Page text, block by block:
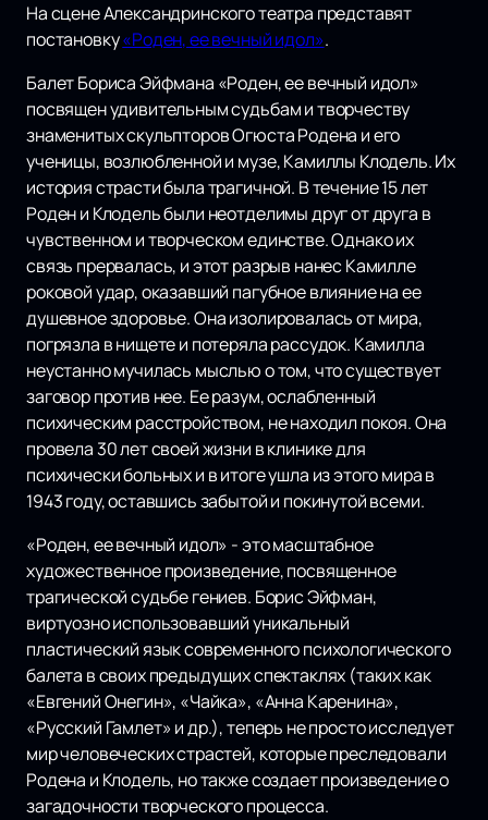
На сцене Александринского театра представят
постановку«Роден, ее вечный идол».
Балет Бориса Эйфмана «Роден, ее вечный идол»
посвящен удивительным судьбам и творчеству
знаменитых скульпторов Огюста Родена и его
ученицы, возлюбленной и музе, Камиллы Клодель. Их
история страсти была трагичной. В течение 15 лет
Роден и Клодель были неотделимы друг от друга в
чувственном и творческом единстве. Однако их
связь прервалась, и этот разрыв нанес Камилле
роковой удар, оказавший пагубное влияние на ее
душевное здоровье. Она изолировалась от мира,
погрязла в нищете и потеряла рассудок. Камилла
неустанно мучилась мыслью о том, что существует
заговор против нее. Ее разум, ослабленный
психическим расстройством, не находил покоя. Она
провела 30 лет своей жизни в клинике для
психически больных и в итоге ушла из этого мира в
1943 году, оставшись забытой и покинутой всеми.
«Роден, ее вечный идол» - это масштабное
художественное произведение, посвященное
трагической судьбе гениев. Борис Эйфман,
виртуозно использовавший уникальный
пластический язык современного психологического
балета в своих предыдущих спектаклях (таких как
«Евгений Онегин», «Чайка», «Анна Каренина»,
«Русский Гамлет» и др.), теперь не просто исследует
мир человеческих страстей, которые преследовали
Родена и Клодель, но также создает произведение о
загадочности творческого процесса.